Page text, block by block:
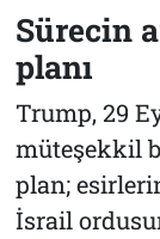
Sürecin
planı
Trump, 29
müteşekkil
plan;
İsrail